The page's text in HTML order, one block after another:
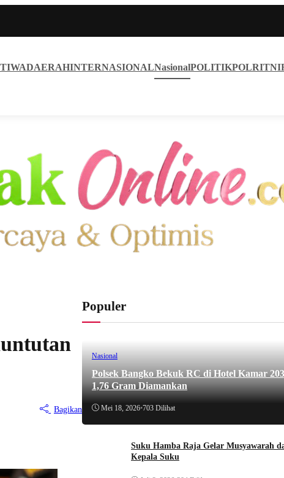
DAERAHINTERNASIONALNasionalPOLITIKPOLRITNI
Bagikan
Populer
Nasional
Polsek Bangko Bekuk RC di Hotel Kamar
1,76 Gram Diamankan
Mei 18, 2026•703 Dilihat
Suku Hamba Raja Gelar Musyawarah
Kepala Suku